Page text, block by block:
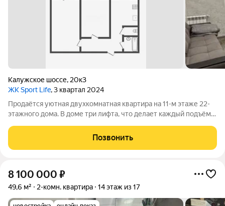
Калужское шоссе, 20к3
ЖК Sport Life, 3 квартал 2024
Продаётся уютная двухкомнатная квартира на 11-м этаже 22-
этажного дома. В доме три лифта, что делает каждый подъём
необходимое для жизни: мебель, техника, кухонная утварь,
посудомоечная и стиральная
Позвонить
8 100 000 ₽
49,6 м² 2-комн. квартира 14 этаж из 17